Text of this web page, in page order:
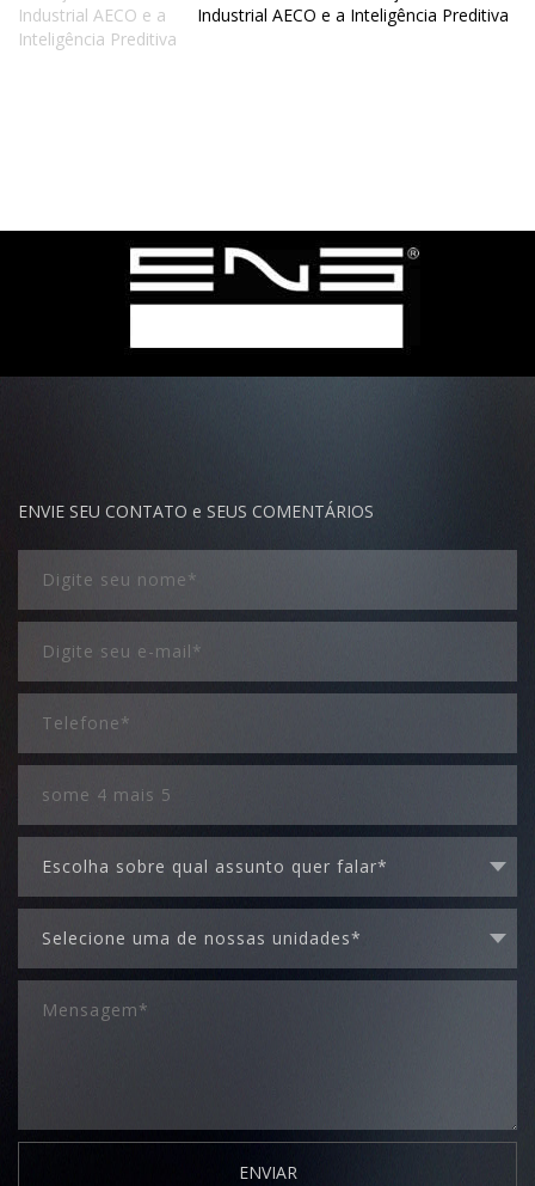
Industrial AECO e a Inteligência Preditiva
ENVIE SEU CONTATO e SEUS COMENTÁRIOS
ENVIAR